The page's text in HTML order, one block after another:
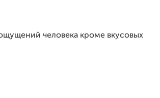
человека кроме вкусовых